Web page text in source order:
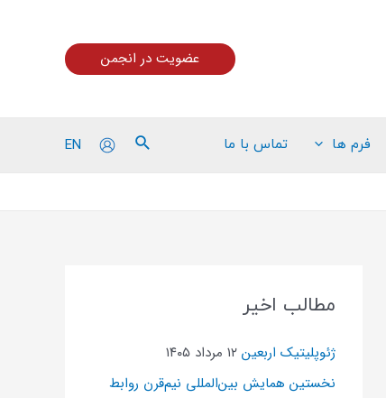
عضویت در انجمن
فرم ها تماس با ما EN
مطالب اخیر
ژئوپلیتیک اربعین ۱۲ مرداد ۱۴۰۵
نخستین همایش بین‌المللی نیم‌قرن روابط